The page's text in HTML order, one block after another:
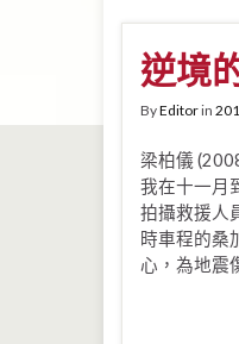
逆境
ByEditorin
梁柏儀
我在十一月
拍攝救援人
時車程的桑
心，為地震